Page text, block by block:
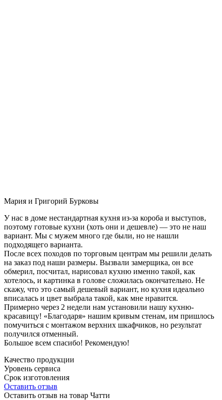
Мария и Григорий Бурковы
У нас в доме нестандартная кухня из-за короба и выступов,
поэтому готовые кухни (хоть они и дешевле) — это не наш
вариант. Мы с мужем много где были, но не нашли
подходящего варианта.
После всех походов по торговым центрам мы решили делать
на заказ под наши размеры. Вызвали замерщика, он все
обмерил, посчитал, нарисовал кухню именно такой, как
хотелось, и картинка в голове сложилась окончательно. Не
скажу, что это самый дешевый вариант, но кухня идеально
вписалась и цвет выбрала такой, как мне нравится.
Примерно через 2 недели нам установили нашу кухню-
красавицу! «Благодаря» нашим кривым стенам, им пришлось
помучиться с монтажом верхних шкафчиков, но результат
получился отменный.
Большое всем спасибо! Рекомендую!
Качество продукции
Уровень сервиса
Срок изготовления
Оставить отзыв
Оставить отзыв на товар Чатти